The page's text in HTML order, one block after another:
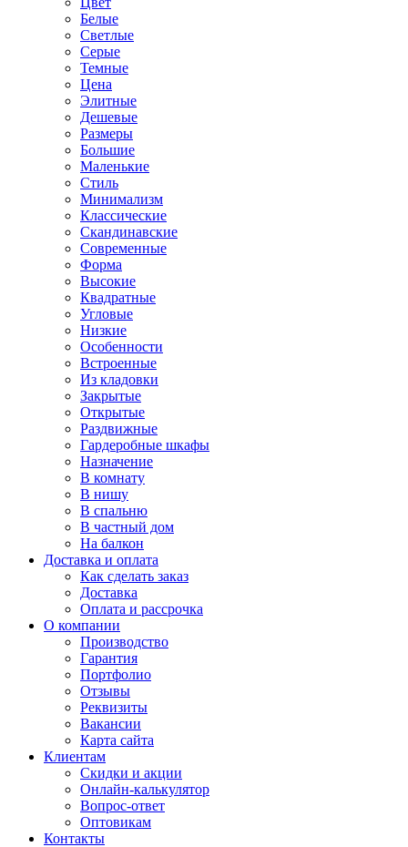
Белые
Светлые
Серые
Темные
Цена
Элитные
Дешевые
Размеры
Большие
Маленькие
Стиль
Минимализм
Классические
Скандинавские
Современные
Форма
Высокие
Квадратные
Угловые
Низкие
Особенности
Встроенные
Из кладовки
Закрытые
Открытые
Раздвижные
Гардеробные шкафы
Назначение
В комнату
В нишу
В спальню
В частный дом
На балкон
Доставка и оплата
Как сделать заказ
Доставка
Оплата и рассрочка
О компании
Производство
Гарантия
Портфолио
Отзывы
Реквизиты
Вакансии
Карта сайта
Клиентам
Скидки и акции
Онлайн-калькулятор
Вопрос-ответ
Оптовикам
Контакты